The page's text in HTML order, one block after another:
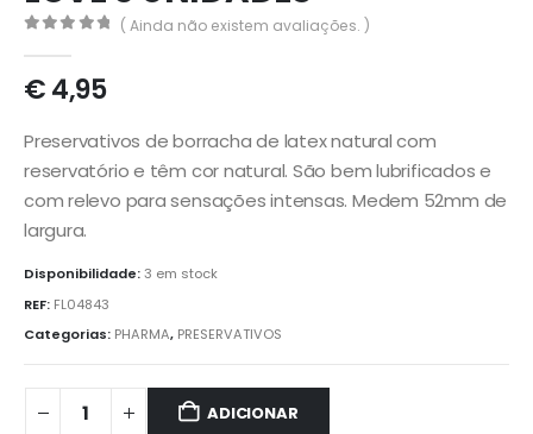
( Ainda não existem avaliações. )
€4,95
Preservativos de borracha de latex natural com
reservatório e têm cor natural. São bem lubrificados e
com relevo para sensações intensas. Medem 52mm de
largura.
Disponibilidade:3 em stock
REF: FL04843
Categorias: PHARMA, PRESERVATIVOS
ADICIONAR